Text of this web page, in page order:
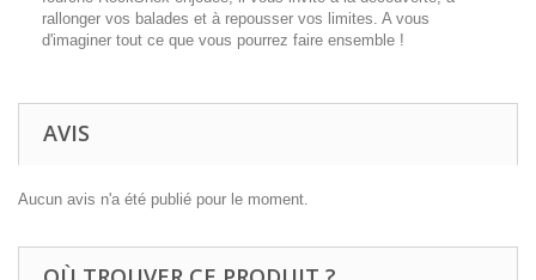
rallonger vos balades et à repousser vos limites. A vous
d'imaginer tout ce que vous pourrez faire ensemble !
AVIS
Aucun avis n'a été publié pour le moment.